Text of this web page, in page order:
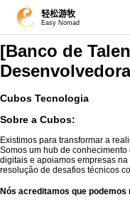
轻松游牧
Easy Nomad
[Banco de
Cubos Tecnologia
Sobre a Cubos:
Existimos para transformar a
Somos um hub de
digitais e apoiamos empresas
resolução de desafios técnicos
Nós acreditamos que podemos